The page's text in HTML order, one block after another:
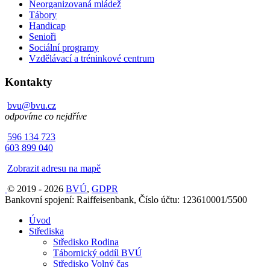
Neorganizovaná mládež
Tábory
Handicap
Senioři
Sociální programy
Vzdělávací a tréninkové centrum
Kontakty
bvu@bvu.cz
odpovíme co nejdříve
596 134 723
603 899 040
Zobrazit adresu na mapě
© 2019 - 2026 BVÚ, GDPR
Bankovní spojení: Raiffeisenbank, Číslo účtu: 123610001/5500
Úvod
Střediska
Středisko Rodina
Tábornický oddíl BVÚ
Středisko Volný čas